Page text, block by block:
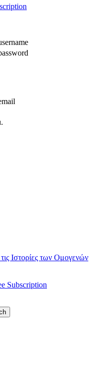
Ιστορίες των Ομογενών
Subscription